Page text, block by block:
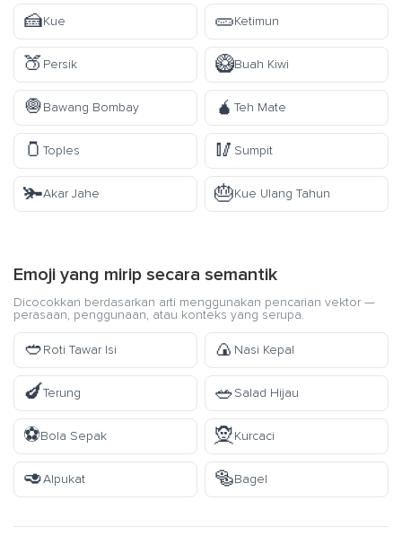
🍰Kue 🥒Ketimun
🍑Persik 🥝Buah Kiwi
🧅Bawang Bombay 🧉 Teh Mate
🫙 Toples 🥢 Sumpit
🫚Akar Jahe 🎂Kue Ulang Tahun
Emoji yang mirip secara semantik
Dicocokkan berdasarkan arti menggunakan pencarian vektor —
perasaan, penggunaan, atau konteks yang serupa.
🥙Roti Tawar Isi 🍙 Nasi Kepal
🍆Terung 🥗Salad Hijau
⚽Bola Sepak 🧝Kurcaci
🥑Alpukat 🥯Bagel